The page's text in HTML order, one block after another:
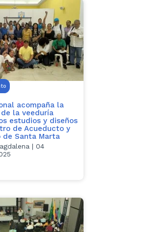
acompaña la
la veeduría
estudios y diseños
de Acueducto y
Santa Marta
| 04